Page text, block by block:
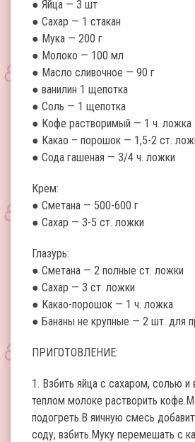
● Яйца — 3 шт
● Сахар — 1 стакан
● Мука — 200 г
● Молоко — 100 мл
● Масло сливочное — 90 г
● ванилин 1 щепотка
● Соль — 1 щепотка
● Кофе растворимый — 1 ч. ложка
● Какао – порошок — 1,5-2 ст.
● Сода гашеная — 3/4 ч. ложки
Крем:
● Сметана — 500-600 г
● Сахар — 3-5 ст. ложки
Глазурь:
● Сметана — 2 полные ст. ложки
● Сахар — 3 ст. ложки
● Какао-порошок — 1 ч. ложка
● Бананы не крупные — 2 шт. для
ПРИГОТОВЛЕНИЕ:
1. Взбить яйца с сахаром, солью и
теплом молоке растворить
подогреть.В яичную смесь
соду, взбить.Муку перемешать с